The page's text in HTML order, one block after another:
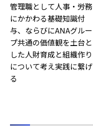
管理職として人事・労務
にかかわる基礎知識付
与、ならびにANAグルー
プ共通の価値観を土台と
した人財育成と組織作り
について考え実践に繋げ
る